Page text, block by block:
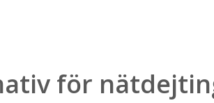
för